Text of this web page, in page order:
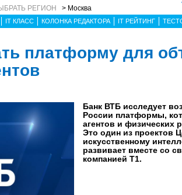
РЕГИОН > Москва
IT КЛАСС КОЛОНКА РЕДАКТОРА IT РЕЙТИНГ
платформу для
Банк ВТБ исследует
России платформы,
агентов и физических
Это один из проектов
искусственному
развивает вместе со
компанией Т1.